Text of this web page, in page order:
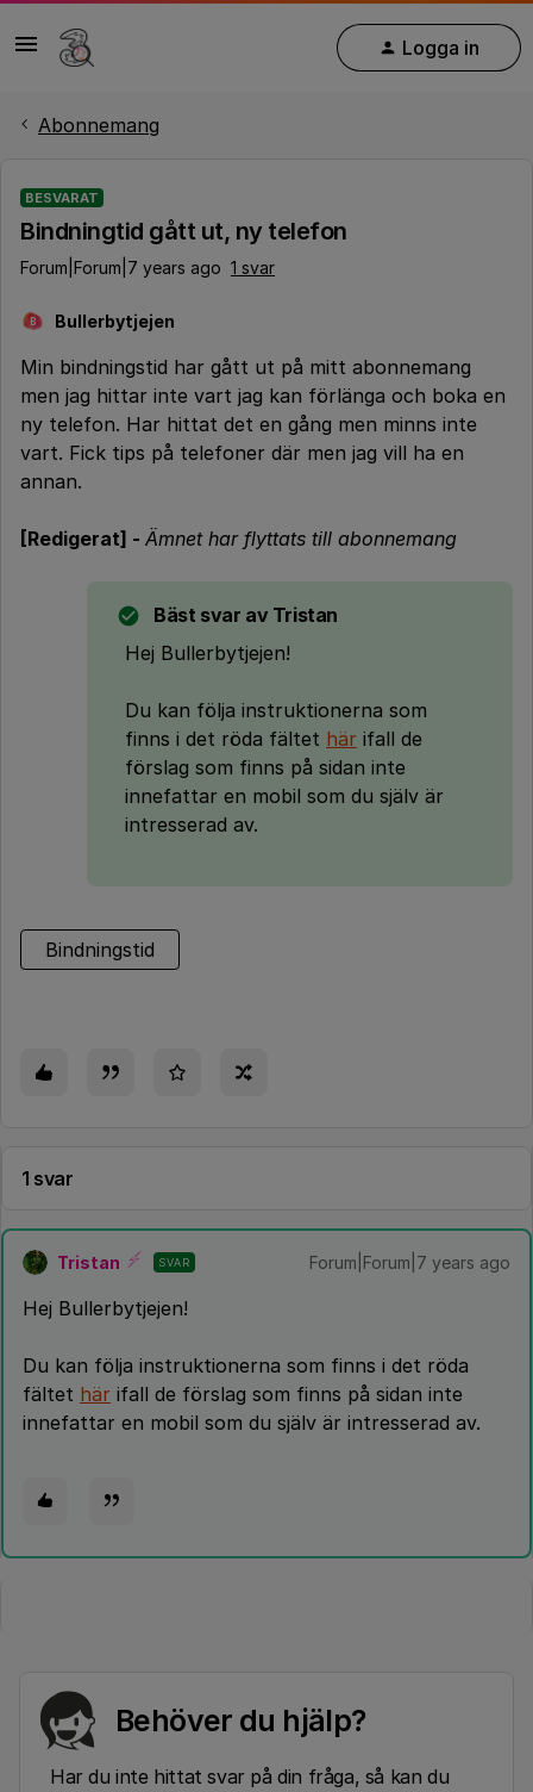
Logga in
Abonnemang
BESVARAT
Bindningtid gått ut, ny telefon
Forum|Forum|7 years ago 1 svar
B Bullerbytjejen
Min bindningstid har gått ut på mitt abonnemang
men jag hittar inte vart jag kan förlänga och boka en
ny telefon. Har hittat det en gång men minns inte
vart. Fick tips på telefoner där men jag vill ha en
annan.
[Redigerat] - Ämnet har flyttats till abonnemang
Bäst svar av Tristan
Hej Bullerbytjejen!
Du kan följa instruktionerna som
finns i det röda fältet här ifall de
förslag som finns på sidan inte
innefattar en mobil som du själv är
intresserad av.
Bindningstid
1 svar
Tristan SVAR Forum|Forum|7 years ago
Hej Bullerbytjejen!
Du kan följa instruktionerna som finns i det röda
fältet här ifall de förslag som finns på sidan inte
innefattar en mobil som du själv är intresserad av.
Behöver du hjälp?
Har du inte hittat svar på din fråga, så kan du